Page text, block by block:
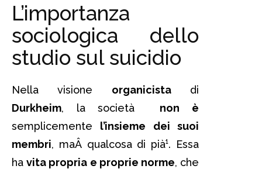
L’importanza
sociologica dello
studio sul suicidio
Nella visione organicistadi
Durkheim, la società non è
semplicemente l’insieme dei suoi
membri, maÂ qualcosa di pià¹. Essa
havita propria e proprie norme, che